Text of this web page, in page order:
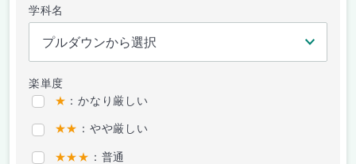
学科名
楽単度
★ ：かなり厳しい
★★ ：やや厳しい
★★★ ：普通